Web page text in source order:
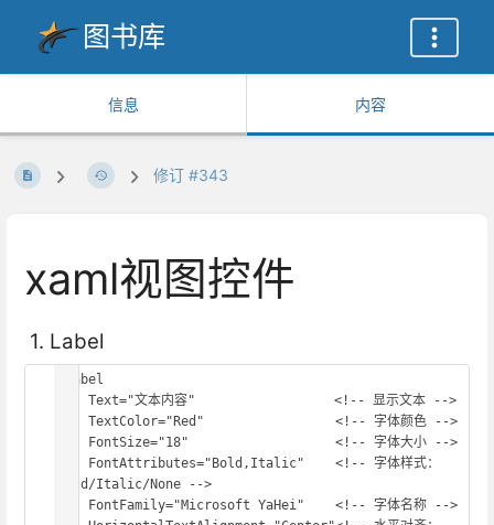
图书库
信息 内容
修订 #343
xaml视图控件
1. Label
<Label
Text="文本内容"                  <!-- 显示文本 -->
TextColor="Red"                 <!-- 字体颜色 -->
FontSize="18"                   <!-- 字体大小 -->
FontAttributes="Bold,Italic"    <!-- 字体样式：
Bold/Italic/None -->
FontFamily="Microsoft YaHei"    <!-- 字体名称 -->